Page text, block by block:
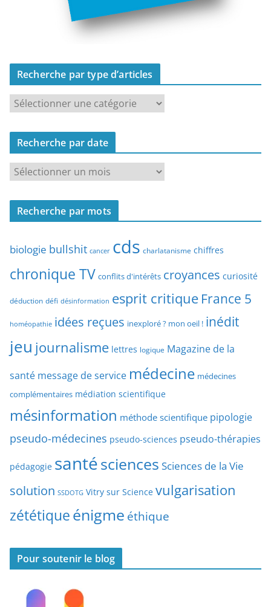
Recherche par type d’articles
c
e
e
a
y
e
d
’
a
i
c
e
Recherche par date
c
r
h
p
a
t
e
Recherche par mots
biologie bullshit cancer cds charlatanisme chiffres
chronique TV conflits d'intérêts croyances curiosité
déduction défi désinformation esprit critique France 5
homéopathie idées reçues inexploré ? mon oeil ! inédit
jeu journalisme lettres logique Magazine de la
santé message de service médecine médecines
complémentaires médiation scientifique
mésinformation méthode scientifique pipologie
pseudo-médecines pseudo-sciences pseudo-thérapies
pédagogie santésciences Sciences de la Vie
solution SSDOTG Vitry sur Science vulgarisation
zététiqueénigme éthique
Pour soutenir le blog